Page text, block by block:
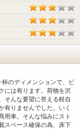
のディメンションで、ビ
には有ります。荷物を沢
そんな要望に答える軽自
有りませんでした。いく
用車。そんな悩みにスト
スペース確保の為、床下